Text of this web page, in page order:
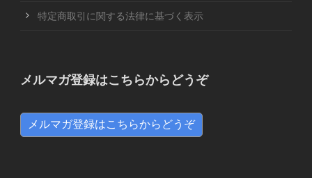
特定商取引に関する法律に基づく表示
メルマガ登録はこちらからどうぞ
メルマガ登録はこちらからどうぞ